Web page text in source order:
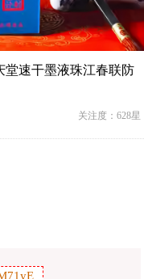
堂速干墨液珠江春联防
关注度：628星